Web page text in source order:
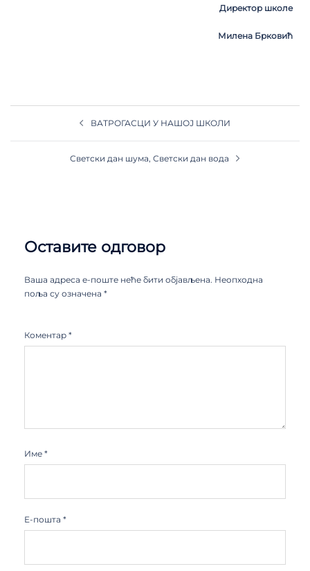
Директор школе
Милена Брковић
ВАТРОГАСЦИ У НАШОЈ ШКОЛИ
Светски дан шума, Светски дан вода
Оставите одговор
Ваша адреса е-поште неће бити објављена. Неопходна
поља су означена *
Коментар *
Име *
Е-пошта *